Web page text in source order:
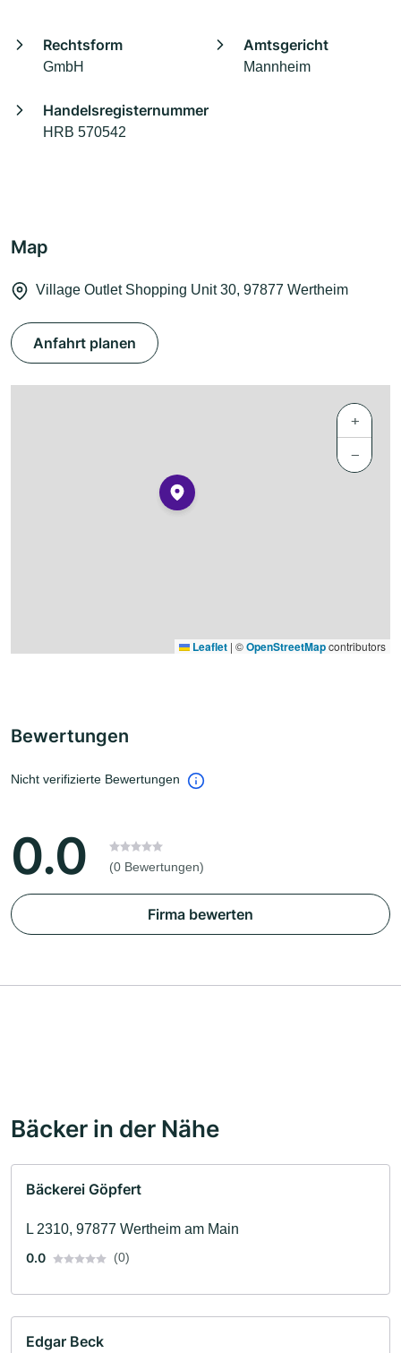
Rechtsform
GmbH
Amtsgericht
Mannheim
Handelsregisternummer
HRB 570542
Map
Village Outlet Shopping Unit 30, 97877 Wertheim
Anfahrt planen
+
−
Leaflet | ©OpenStreetMapcontributors
Bewertungen
Nicht verifizierte Bewertungen
0.0 (0 Bewertungen)
Firma bewerten
Bäcker in der Nähe
Bäckerei Göpfert
L 2310, 97877 Wertheim am Main
0.0
(0)
Edgar Beck